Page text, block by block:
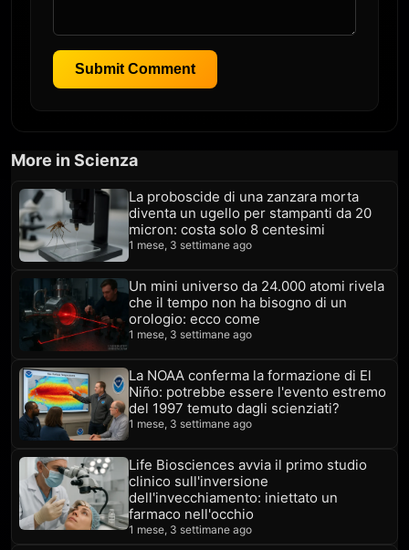
Submit Comment
More in Scienza
La proboscide di una zanzara morta
diventa un ugello per stampanti da 20
micron: costa solo 8 centesimi
1 mese, 3 settimane ago
Un mini universo da 24.000 atomi rivela
che il tempo non ha bisogno di un
orologio: ecco come
1 mese, 3 settimane ago
La NOAA conferma la formazione di El
Niño: potrebbe essere l'evento estremo
del 1997 temuto dagli scienziati?
1 mese, 3 settimane ago
Life Biosciences avvia il primo studio
clinico sull'inversione
dell'invecchiamento: iniettato un
farmaco nell'occhio
1 mese, 3 settimane ago